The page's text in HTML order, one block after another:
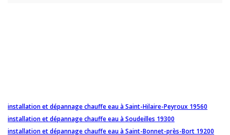
installation et dépannage chauffe eau à Saint-Hilaire-Peyroux 19560
installation et dépannage chauffe eau à Soudeilles 19300
installation et dépannage chauffe eau à Saint-Bonnet-près-Bort 19200